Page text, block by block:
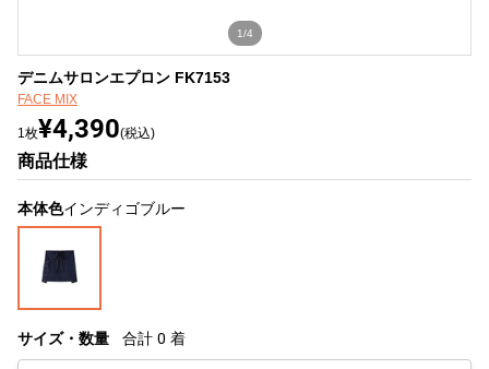
1/4
デニムサロンエプロン FK7153
FACE MIX
1枚¥4,390(税込)
商品仕様
本体色インディゴブルー
サイズ・数量 合計 0 着